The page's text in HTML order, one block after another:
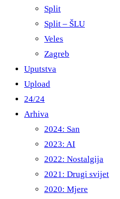
Split
Split – ŠLU
Veles
Zagreb
Uputstva
Upload
24/24
Arhiva
2024: San
2023: AI
2022: Nostalgija
2021: Drugi svijet
2020: Mjere